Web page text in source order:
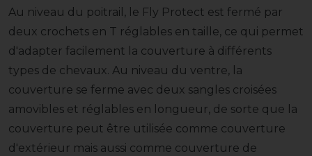
Au niveau du poitrail, le Fly Protect est fermé par
deux crochets en T réglables en taille, ce qui permet
d'adapter facilement la couverture à différents
types de chevaux. Au niveau du ventre, la
couverture se ferme avec deux sangles croisées
amovibles et réglables en longueur, de sorte que la
couverture peut être utilisée comme couverture
d'extérieur mais aussi comme couverture de